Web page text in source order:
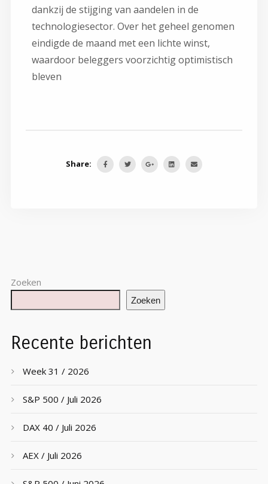
dankzij de stijging van aandelen in de
technologiesector. Over het geheel genomen
eindigde de maand met een lichte winst,
waardoor beleggers voorzichtig optimistisch
bleven
Share:
Zoeken
Zoeken
Recente berichten
Week 31 / 2026
S&P 500 / Juli 2026
DAX 40 / Juli 2026
AEX / Juli 2026